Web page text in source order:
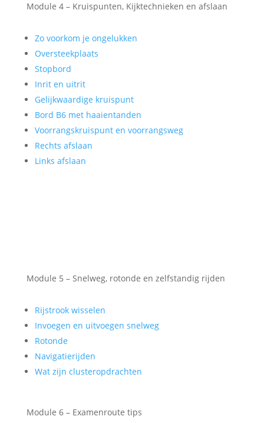
Module 4 – Kruispunten, Kijktechnieken en afslaan
Zo voorkom je ongelukken
Oversteekplaats
Stopbord
Inrit en uitrit
Gelijkwaardige kruispunt
Bord B6 met haaientanden
Voorrangskruispunt en voorrangsweg
Rechts afslaan
Links afslaan
Module 5 – Snelweg, rotonde en zelfstandig rijden
Rijstrook wisselen
Invoegen en uitvoegen snelweg
Rotonde
Navigatierijden
Wat zijn clusteropdrachten
Module 6 – Examenroute tips